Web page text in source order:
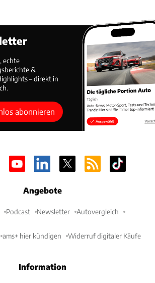
echte
&
– direkt in
abonnieren
Angebote
Podcast Newsletter Autovergleich
ams+ hier kündigen Widerruf digitaler Käufe
Information